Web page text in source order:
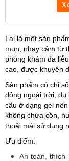
Lại là một sản
mụn, nhạy cảm từ
phòng khám da
cao, được khuyên
Sản phẩm có chỉ
động ngoài trời, du
cấu ở dạng gel
không chứa cồn,
thoải mái sử dụng
Ưu điểm:
An toàn, thích